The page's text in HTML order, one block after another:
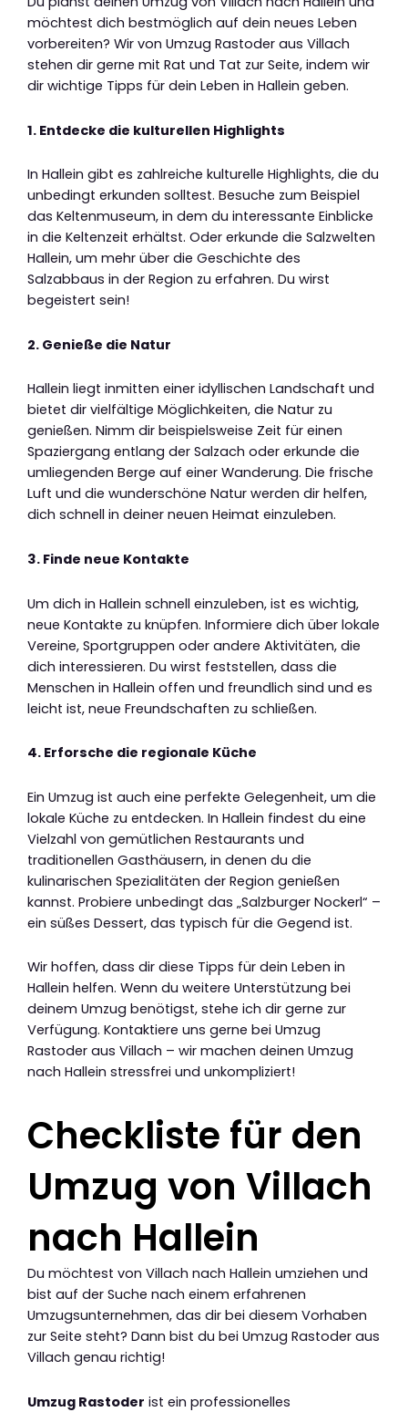
möchtest dich bestmöglich auf dein neues Leben
vorbereiten? Wir von Umzug Rastoder aus Villach
stehen dir gerne mit Rat und Tat zur Seite, indem wir
dir wichtige Tipps für dein Leben in Hallein geben.
1. Entdecke die kulturellen Highlights
In Hallein gibt es zahlreiche kulturelle Highlights, die du
unbedingt erkunden solltest. Besuche zum Beispiel
das Keltenmuseum, in dem du interessante Einblicke
in die Keltenzeit erhältst. Oder erkunde die Salzwelten
Hallein, um mehr über die Geschichte des
Salzabbaus in der Region zu erfahren. Du wirst
begeistert sein!
2. Genieße die Natur
Hallein liegt inmitten einer idyllischen Landschaft und
bietet dir vielfältige Möglichkeiten, die Natur zu
genießen. Nimm dir beispielsweise Zeit für einen
Spaziergang entlang der Salzach oder erkunde die
umliegenden Berge auf einer Wanderung. Die frische
Luft und die wunderschöne Natur werden dir helfen,
dich schnell in deiner neuen Heimat einzuleben.
3. Finde neue Kontakte
Um dich in Hallein schnell einzuleben, ist es wichtig,
neue Kontakte zu knüpfen. Informiere dich über lokale
Vereine, Sportgruppen oder andere Aktivitäten, die
dich interessieren. Du wirst feststellen, dass die
Menschen in Hallein offen und freundlich sind und es
leicht ist, neue Freundschaften zu schließen.
4. Erforsche die regionale Küche
Ein Umzug ist auch eine perfekte Gelegenheit, um die
lokale Küche zu entdecken. In Hallein findest du eine
Vielzahl von gemütlichen Restaurants und
traditionellen Gasthäusern, in denen du die
kulinarischen Spezialitäten der Region genießen
kannst. Probiere unbedingt das „Salzburger Nockerl“ –
ein süßes Dessert, das typisch für die Gegend ist.
Wir hoffen, dass dir diese Tipps für dein Leben in
Hallein helfen. Wenn du weitere Unterstützung bei
deinem Umzug benötigst, stehe ich dir gerne zur
Verfügung. Kontaktiere uns gerne bei Umzug
Rastoder aus Villach – wir machen deinen Umzug
nach Hallein stressfrei und unkompliziert!
Checkliste für den
Umzug von Villach
nach Hallein
Du möchtest von Villach nach Hallein umziehen und
bist auf der Suche nach einem erfahrenen
Umzugsunternehmen, das dir bei diesem Vorhaben
zur Seite steht? Dann bist du bei Umzug Rastoder aus
Villach genau richtig!
Umzug Rastoder ist ein professionelles